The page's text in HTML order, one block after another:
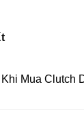
Mua Clutch